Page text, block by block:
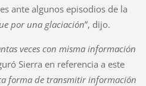
ante algunos episodios de la
por una glaciación”, dijo.
veces con misma información
Sierra en referencia a este
forma de transmitir información